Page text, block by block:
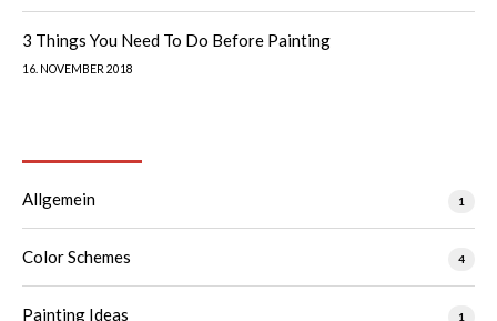
3 Things You Need To Do Before Painting
16. NOVEMBER 2018
Allgemein 1
Color Schemes 4
Painting Ideas 1